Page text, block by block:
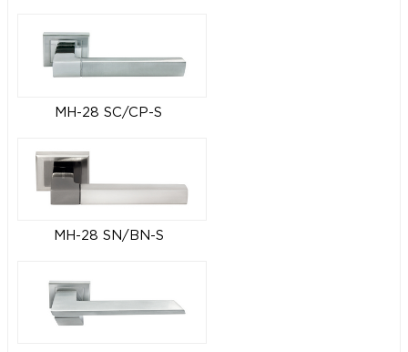
MH-28 SC/CP-S
MH-28 SN/BN-S